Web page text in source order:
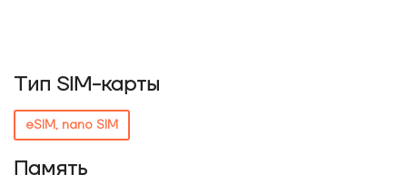
Тип SIM-карты
eSIM, nano SIM
Память